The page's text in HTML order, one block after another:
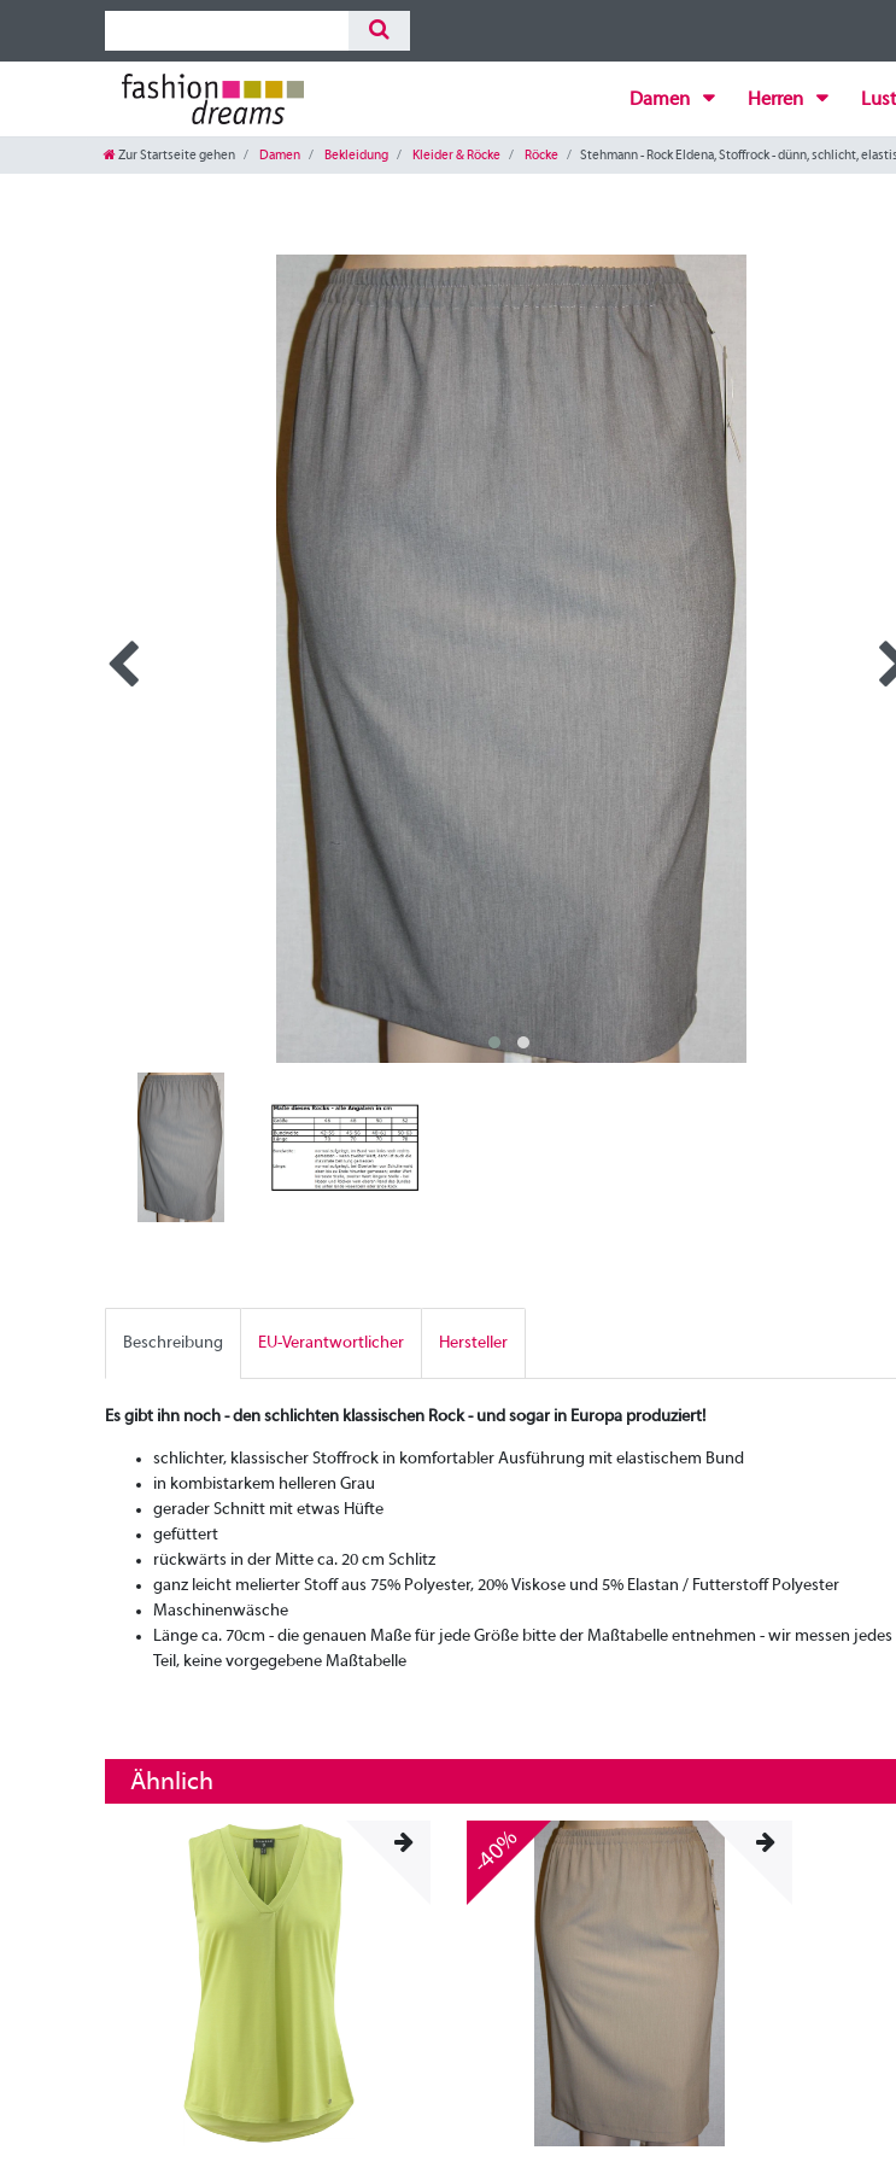
Damen Herren
Zur Startseite gehen Damen Bekleidung Kleider & Röcke Röcke Stehmann - Rock Eldena, Stoffrock - dünn, schlicht,
Beschreibung EU-Verantwortlicher Hersteller
Es gibt ihn noch - den schlichten klassischen Rock - und sogar in Europa produziert!
schlichter, klassischer Stoffrock in komfortabler Ausführung mit elastischem Bund
in kombistarkem helleren Grau
gerader Schnitt mit etwas Hüfte
gefüttert
rückwärts in der Mitte ca. 20 cm Schlitz
ganz leicht melierter Stoff aus 75% Polyester, 20% Viskose und 5% Elastan / Futterstoff Polyester
Maschinenwäsche
Länge ca. 70cm - die genauen Maße für jede Größe bitte der Maßtabelle entnehmen - wir messen jedes
Teil, keine vorgegebene Maßtabelle
Ähnlich
-40%